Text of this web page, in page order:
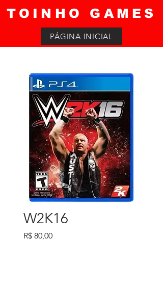
TOINHO GAMES
PÁGINA INICIAL
W2K16
R$ 80,00Preço